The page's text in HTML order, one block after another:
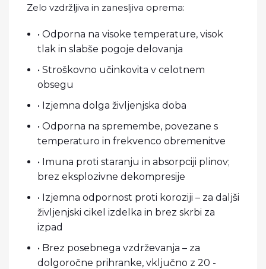
Zelo vzdržljiva in zanesljiva oprema:
• Odporna na visoke temperature, visok
tlak in slabše pogoje delovanja
• Stroškovno učinkovita v celotnem
obsegu
• Izjemna dolga življenjska doba
• Odporna na spremembe, povezane s
temperaturo in frekvenco obremenitve
• Imuna proti staranju in absorpciji plinov;
brez eksplozivne dekompresije
• Izjemna odpornost proti koroziji – za daljši
življenjski cikel izdelka in brez skrbi za
izpad
• Brez posebnega vzdrževanja – za
dolgoročne prihranke, vključno z 20 -